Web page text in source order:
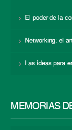
El poder de la
Networking: el
Las ideas para
MEMORIAS